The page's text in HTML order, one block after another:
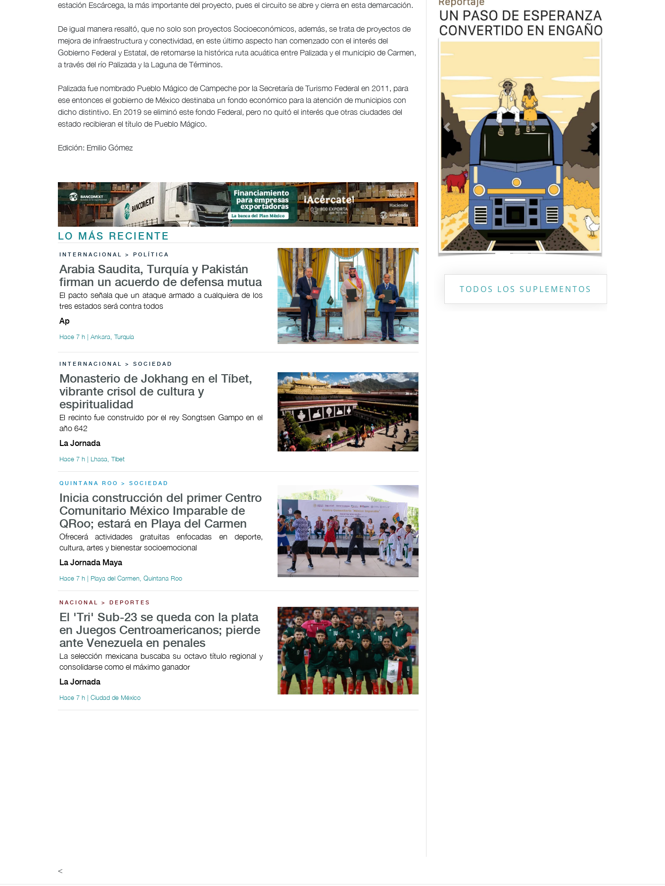
estación Escárcega, la más importante del proyecto, pues el circuito se abre y cierra en esta demarcación.
De igual manera resaltó, que no solo son proyectos Socioeconómicos, además, se trata de proyectos de
mejora de infraestructura y conectividad, en este último aspecto han comenzado con el interés del
Gobierno Federal y Estatal, de retomarse la histórica ruta acuática entre Palizada y el municipio de Carmen,
a través del río Palizada y la Laguna de Términos.
Palizada fue nombrado Pueblo Mágico de Campeche por la Secretaría de Turismo Federal en 2011, para
ese entonces el gobierno de México destinaba un fondo económico para la atención de municipios con
dicho distintivo. En 2019 se eliminó este fondo Federal, pero no quitó el interés que otras ciudades del
estado recibieran el título de Pueblo Mágico.
Edición: Emilio Gómez
LO MÁS RECIENTE
INTERNACIONAL > POLÍTICA
Arabia Saudita, Turquía y Pakistán
firman un acuerdo de defensa mutua
El pacto señala que un ataque armado a cualquiera de los
tres estados será contra todos
Ap
Hace 7 h | Ankara, Turquía
INTERNACIONAL > SOCIEDAD
Monasterio de Jokhang en el Tíbet,
vibrante crisol de cultura y
espiritualidad
El recinto fue construido por el rey Songtsen Gampo en el
año 642
La Jornada
Hace 7 h | Lhasa, Tíbet
QUINTANA ROO > SOCIEDAD
Inicia construcción del primer Centro
Comunitario México Imparable de
QRoo; estará en Playa del Carmen
Ofrecerá actividades gratuitas enfocadas en deporte,
cultura, artes y bienestar socioemocional
La Jornada Maya
Hace 7 h | Playa del Carmen, Quintana Roo
NACIONAL > DEPORTES
El 'Tri' Sub-23 se queda con la plata
en Juegos Centroamericanos; pierde
ante Venezuela en penales
La selección mexicana buscaba su octavo título regional y
consolidarse como el máximo ganador
La Jornada
Hace 7 h | Ciudad de México
Previous Next
TODOS LOS SUPLEMENTOS
<